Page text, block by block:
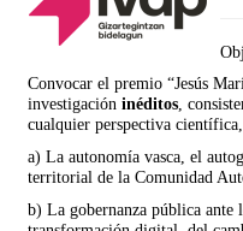
Convocar el premio “Jesús
investigación inéditos ,
cualquier perspectiva
a) La autonomía vasca, el
territorial de la Comunidad
b) La gobernanza pública ante